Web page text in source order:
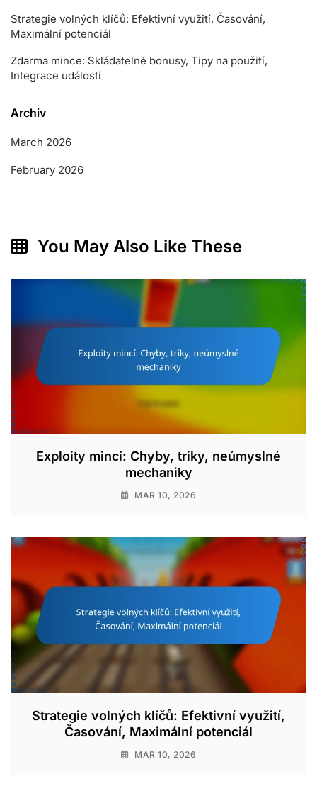
Strategie volných klíčů: Efektivní využití, Časování,
Maximální potenciál
Zdarma mince: Skládatelné bonusy, Tipy na použití,
Integrace událostí
Archiv
March 2026
February 2026
You May Also Like These
Exploity mincí: Chyby, triky, neúmyslné
mechaniky
MAR 10, 2026
Strategie volných klíčů: Efektivní využití,
Časování, Maximální potenciál
MAR 10, 2026